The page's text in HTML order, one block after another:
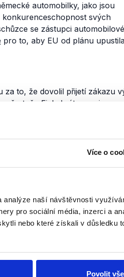
Více o
naší návštěvnosti
pro sociální média, inzerci a
nebo které získali v důsledku
Povolit vše
automobilky, jako jsou
svých
se zástupci
pro to, aby EU od plánu
za to, že dovolil přijetí zákazu
přestože Fiala krátce po
před sněmovními volbami v září
zákazu
např. i
mělo hnutí ANO také ve
mj. uvádí:„Každý musí mít
elektromobilem“